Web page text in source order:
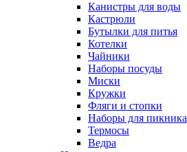
Канистры для воды
Кастрюли
Бутылки для питья
Котелки
Чайники
Наборы посуды
Миски
Кружки
Фляги и стопки
Наборы для пикника
Термосы
Ведра